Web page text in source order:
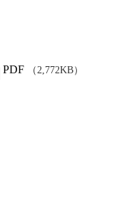
PDF （2,772KB）